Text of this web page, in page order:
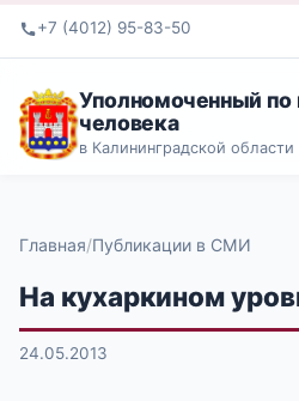
+7 (4012) 95-83-50
Уполномоченный по
человека
в Калининградской области
Главная Публикации в СМИ
На кухаркином
24.05.2013